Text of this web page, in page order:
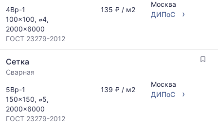
данным
прайс-
листов
поставщиков
месяц.
Статистика
по
актуальным
предложениям
и
указанием
ГОСТ,
размеров
и
поставщиков
по
4Вр-1
100x100, ⌀4,
2000x6000
ГОСТ 23279-2012
135 ₽ / м2
Москва
ДИПоС
›
Сетка
Сварная
5Вр-1
150x150, ⌀5,
2000x6000
ГОСТ 23279-2012
139 ₽ / м2
Москва
ДИПоС
›